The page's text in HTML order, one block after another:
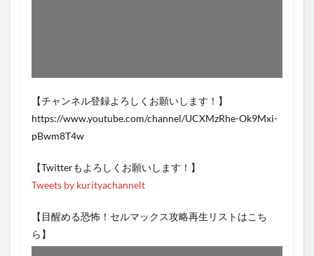
【チャンネル登録よろしくお願いします！】
https://www.youtube.com/channel/UCXMzRhe-Ok9Mxi-
pBwm8T4w
【Twitterもよろしくお願いします！】
Tweets by kurityachannelt
【目醒める恐怖！セルマックス攻略再生リストはこち
ら】